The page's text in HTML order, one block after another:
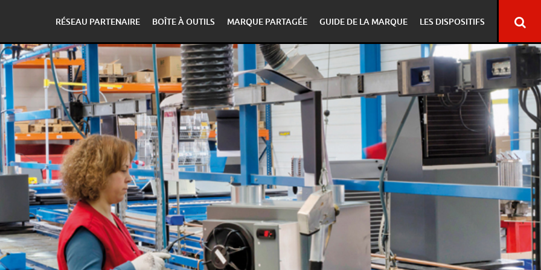
RÉSEAU PARTENAIRE BOÎTE À OUTILS MARQUE PARTAGÉE GUIDE DE LA MARQUE LES DISPOSITIFS